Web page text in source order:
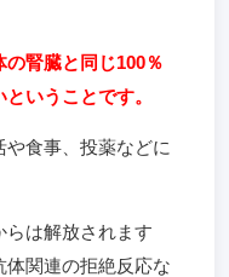
腎臓と同じ100％
いうことです。
食事、投薬などに
は解放されます
関連の拒絶反応な